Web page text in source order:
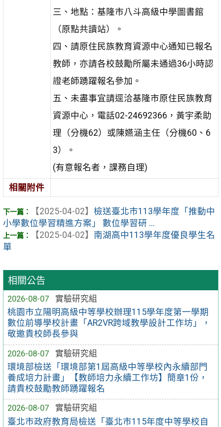
相關公告
2026-08-07
實驗研究組
桃園市立陽明高級中等學校辦理115學年度第一學期
數位前導學校計畫「AR2VR跨域教學設計工作坊」，
敬邀貴校師長參與
2026-08-07
實驗研究組
環境部檢送「環境部第1屆高級中等學校內永續部門
養成培力計畫」【教師培力永續工作坊】簡章1份，
請貴校鼓勵教師踴躍報名
2026-08-07
實驗研究組
臺北市政府教育局檢送「臺北市115年度中等學校自
三、地點：基隆市八斗高級中學圖書館
（原點共讀站）。
四、請原住民族教育資源中心通知已報名
教師，亦請各校鼓勵所屬未通過36小時認
證老師踴躍報名參加。
五、未盡事宜請逕洽基隆市原住民族教育
資源中心，電話02-24692366，黃宇柔助
理（分機62）或陳嬿涵主任（分機60、6
3）。
(有意報名者，課務自理)
相關附件
【2025-04-02】 檢送臺北市113學年度「推動中
小學數位學習精進方案」 數位學習研 ...
【2025-04-02】 南湖高中113學年度優良學生名
單